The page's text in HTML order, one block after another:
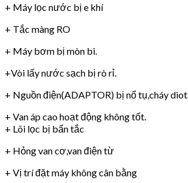
+ Máy lọc nước bị e khí
+ Tắc màng RO
+ Máy bơm bị mòn bi.
+Vòi lấy nước sạch bị rò rỉ.
+ Nguồn điện(ADAPTOR) bị nổ tụ,cháy diot.
+ Van áp cao hoạt động không tốt.
+ Lõi lọc bị bẩn tắc
+ Hỏng van cơ,van điện từ
+ Vị trí đặt máy không cân bằng